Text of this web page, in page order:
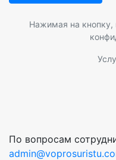
Нажимая на кнопку,
По вопросам